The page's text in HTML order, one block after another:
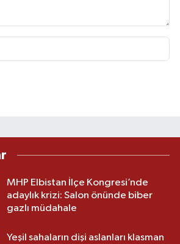
MHP Elbistan İlçe Kongresi’nde
adaylık krizi: Salon önünde biber
gazlı müdahale
Yeşil sahaların dişi aslanları klasman